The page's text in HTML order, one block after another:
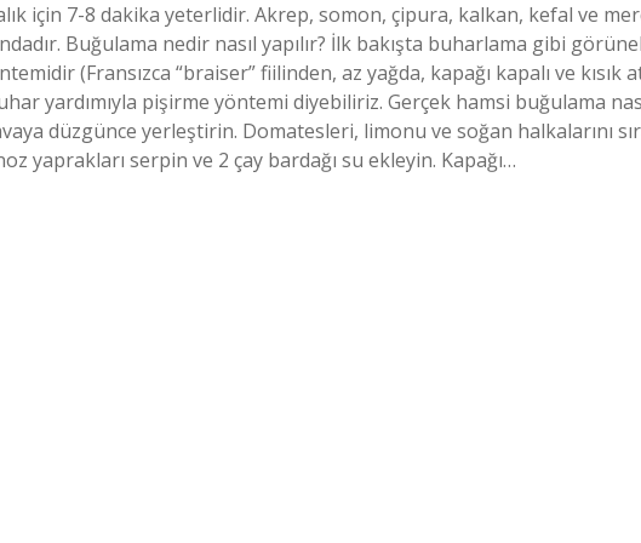
için 7-8 dakika yeterlidir. Akrep, somon, çipura, kalkan, kefal ve
Buğulama nedir nasıl yapılır? İlk bakışta buharlama gibi
(Fransızca “braiser” fiilinden, az yağda, kapağı kapalı ve kısık
yardımıyla pişirme yöntemi diyebiliriz. Gerçek hamsi buğulama
düzgünce yerleştirin. Domatesleri, limonu ve soğan halkalarını
yaprakları serpin ve 2 çay bardağı su ekleyin. Kapağı…